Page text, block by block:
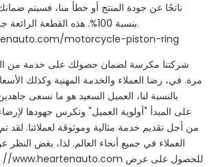
ناتجًا عن جودة المنتج أو خطأ منا، فسيتم
بنسبة 100%. هذه القطعة
motorcycle-piston-ring
شركتنا مكرسة لضمان حصولك على خدمة من
مرة. في، رضا العملاء والخدمة المهنية وكذلك
بالنسبة لنا، العميل السعيد هو ما نسعى
من أجل تقديم خدمة مثالية وموثوقة لعملائنا. لقد
العملاء في جميع أنحاء العالم. لذا، بغض